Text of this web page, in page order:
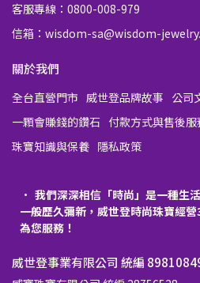
客服專線：0800-008-979
信箱：wisdom-sa@wisdom-
關於我們
全台直營門市 威世登品牌故事 公司
一顆會賺錢的鑽石 付款方式與售後服
珠寶知識與保養 隱私政策
我們深深相信「時尚」是一種生
一般歷久彌新，威世登時尚珠寶經
為您服務！
威世登事業有限公司 統編